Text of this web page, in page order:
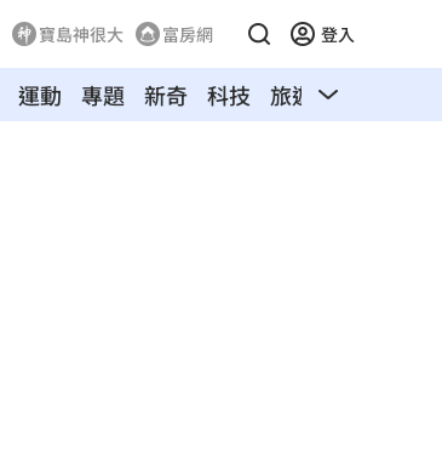
寶島神很大 富房網 登入
運動 專題 新奇 科技 旅遊 汽車